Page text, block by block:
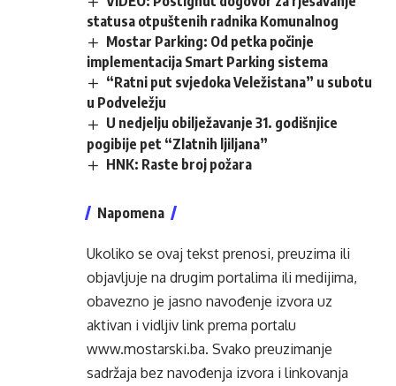
statusa otpuštenih radnika Komunalnog
Mostar Parking: Od petka počinje
implementacija Smart Parking sistema
“Ratni put svjedoka Veležistana” u subotu
u Podveležju
U nedjelju obilježavanje 31. godišnjice
pogibije pet “Zlatnih ljiljana”
HNK: Raste broj požara
Napomena
Ukoliko se ovaj tekst prenosi, preuzima ili
objavljuje na drugim portalima ili medijima,
obavezno je jasno navođenje izvora uz
aktivan i vidljiv link prema portalu
www.mostarski.ba. Svako preuzimanje
sadržaja bez navođenja izvora i linkovanja